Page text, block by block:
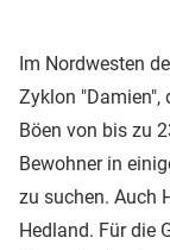
Im Nordwesten
Zyklon "Damien",
Böen von bis zu
Bewohner in
zu suchen. Auch
Hedland. Für die